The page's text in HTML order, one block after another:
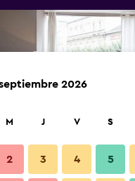
2026
M J V S
2 3 4 5